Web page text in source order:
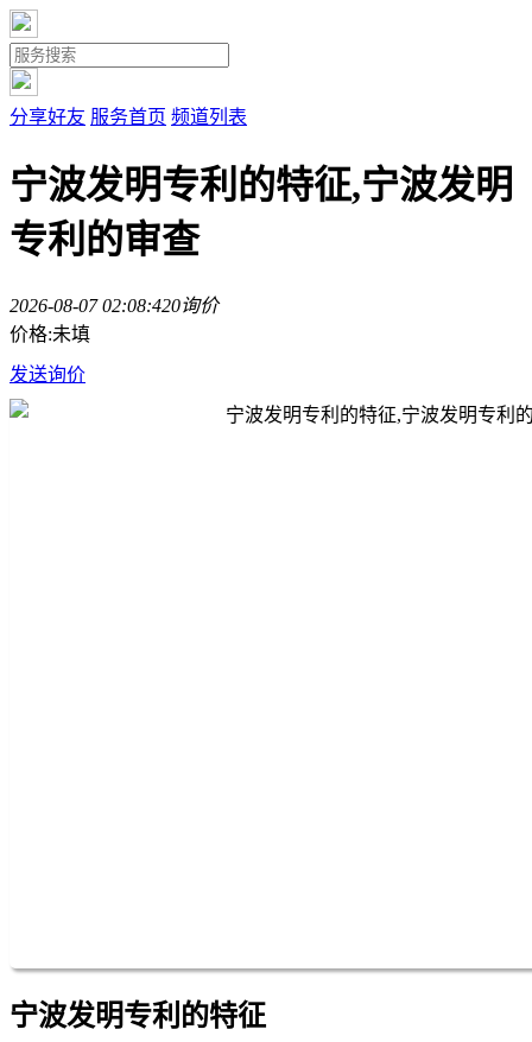
分享好友 服务首页 频道列表
宁波发明专利的特征,宁波发明
专利的审查
2026-08-07 02:08:420询价
价格:未填
发送询价
宁波发明专利的特征